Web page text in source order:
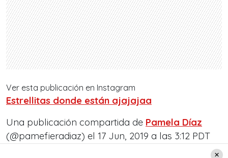
Ver esta publicación en Instagram
Estrellitas donde están ajajajaa
Una publicación compartida de Pamela Díaz
(@pamefieradiaz) el 17 Jun, 2019 a las 3:12 PDT